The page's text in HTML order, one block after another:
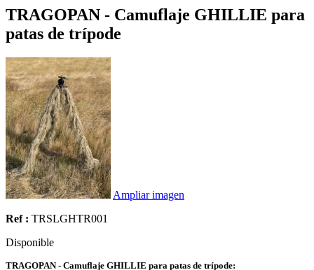
TRAGOPAN - Camuflaje GHILLIE para
patas de trípode
Ampliar imagen
Ref : TRSLGHTR001
Disponible
TRAGOPAN - Camuflaje GHILLIE para patas de trípode: